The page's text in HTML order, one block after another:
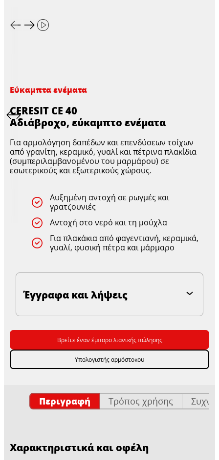
Εύκαμπτα ενέματα
CERESIT CE 40
Αδιάβροχο, εύκαμπτο ενέματα
Για αρμολόγηση δαπέδων και επενδύσεων τοίχων
από γρανίτη, κεραμικό, γυαλί και πέτρινα πλακίδια
(συμπεριλαμβανομένου του μαρμάρου) σε
εσωτερικούς και εξωτερικούς χώρους.
Αυξημένη αντοχή σε ρωγμές και
γρατζουνιές
Αντοχή στο νερό και τη μούχλα
Για πλακάκια από φαγεντιανή, κεραμικά,
γυαλί, φυσική πέτρα και μάρμαρο
Έγγραφα και λήψεις
Βρείτε έναν έμπορο λιανικής πώλησης
Υπολογιστής αρμόστοκου
Περιγραφή Τρόπος χρήσης
Χαρακτηριστικά και οφέλη